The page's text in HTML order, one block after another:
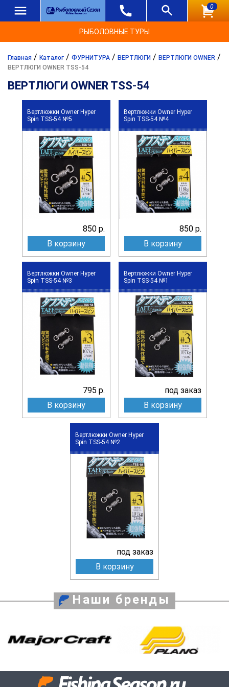
0
РЫБОЛОВНЫЕ ТУРЫ
Главная / Каталог / ФУРНИТУРА / ВЕРТЛЮГИ / ВЕРТЛЮГИ OWNER /
ВЕРТЛЮГИ OWNER TSS-54
ВЕРТЛЮГИ OWNER TSS-54
Вертлюжки Owner Hyper
Spin TSS-54 №5
850 р.
В корзину
Вертлюжки Owner Hyper
Spin TSS-54 №4
850 р.
В корзину
Вертлюжки Owner Hyper
Spin TSS-54 №3
795 р.
В корзину
Вертлюжки Owner Hyper
Spin TSS-54 №1
под заказ
В корзину
Вертлюжки Owner Hyper
Spin TSS-54 №2
под заказ
В корзину
Наши бренды